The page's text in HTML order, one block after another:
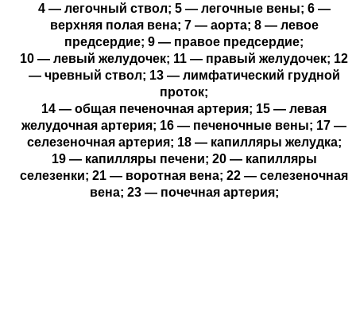
4 — легочный ствол; 5 — легочные вены; 6 —
верхняя полая вена; 7 — аорта; 8 — левое
предсердие; 9 — правое предсердие;
10 — левый желудочек; 11 — правый желудочек; 12
— чревный ствол; 13 — лимфатический грудной
проток;
14 — общая печеночная артерия; 15 — левая
желудочная артерия; 16 — печеночные вены; 17 —
селезеночная артерия; 18 — капилляры желудка;
19 — капилляры печени; 20 — капилляры
селезенки; 21 — воротная вена; 22 — селезеночная
вена; 23 — почечная артерия;